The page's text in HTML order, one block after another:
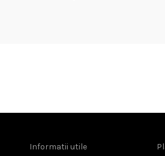
Informatii utile